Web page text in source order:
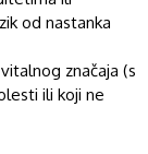
od nastanka
značaja (s
ili koji ne